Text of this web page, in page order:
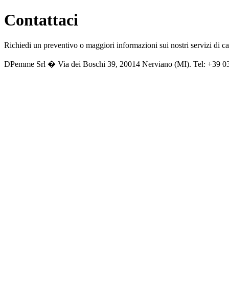
Contattaci
Richiedi un preventivo o maggiori informazioni sui nostri servizi di
DPemme Srl � Via dei Boschi 39, 20014 Nerviano (MI). Tel: +39